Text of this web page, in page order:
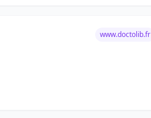
www.doctolib.fr